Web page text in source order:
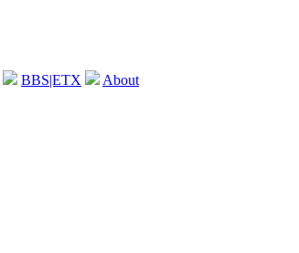
BBS|ETX
About